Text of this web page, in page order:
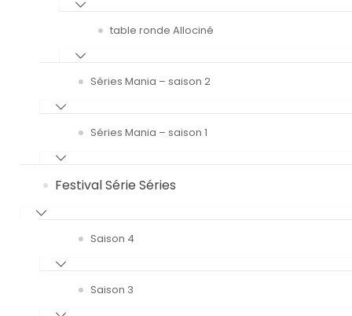
table ronde Allociné
Séries Mania – saison 2
Séries Mania – saison 1
Festival Série Séries
Saison 4
Saison 3